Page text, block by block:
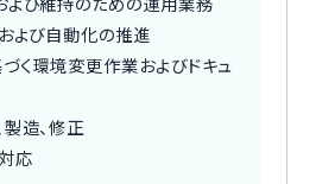
よび自動化の推進
く環境変更作業およびドキュ
製造、修正
応